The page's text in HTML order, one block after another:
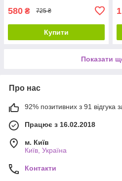
580 ₴ 725 ₴
Купити
Показати
Про нас
92% позитивних з 91 відгука
Працює з 16.02.2018
м. Київ
Київ, Україна
Контакти